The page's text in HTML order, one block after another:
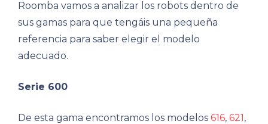
Roomba vamos a analizar los robots dentro de
sus gamas para que tengáis una pequeña
referencia para saber elegir el modelo
adecuado.
Serie 600
De esta gama encontramos los modelos 616, 621,